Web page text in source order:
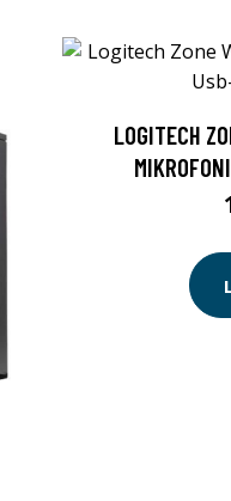
LOGITECH